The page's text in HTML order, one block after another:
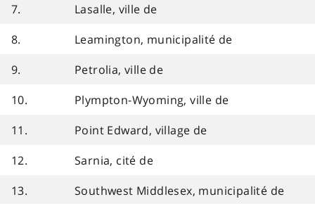
7.
Lasalle, ville de
8.
Leamington, municipalité de
9.
Petrolia, ville de
10.
Plympton-Wyoming, ville de
11.
Point Edward, village de
12.
Sarnia, cité de
13.
Southwest Middlesex, municipalité de